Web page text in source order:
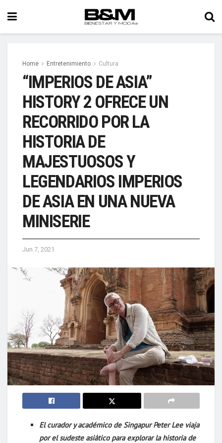
Home Entretenimiento Cultura
“IMPERIOS DE ASIA”
HISTORY 2 OFRECE UN
RECORRIDO POR LA
HISTORIA DE
MAJESTUOSOS Y
LEGENDARIOS IMPERIOS
DE ASIA EN UNA NUEVA
MINISERIE
Jun 7, 2021
El curador y académico de Singapur Peter Lee viaja
por el sudeste asiático para explorar la historia de